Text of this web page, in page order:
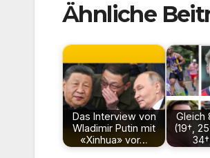
Ähnliche
Das Interview von
Wladimir Putin mit
«Xinhua» vor…
Gleich
(19†,